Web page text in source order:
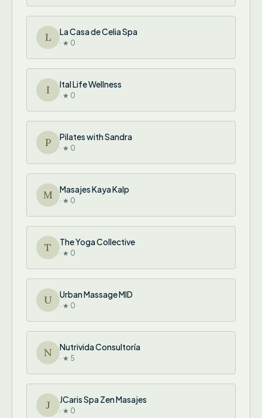
L La Casa de Celia Spa
· ★ 0
I Ital Life Wellness
· ★ 0
P Pilates with Sandra
· ★ 0
M Masajes Kaya Kalp
· ★ 0
T The Yoga Collective
· ★ 0
U Urban Massage MID
· ★ 0
N Nutrivida Consultoría
· ★ 5
J JCaris Spa Zen Masajes
· ★ 0